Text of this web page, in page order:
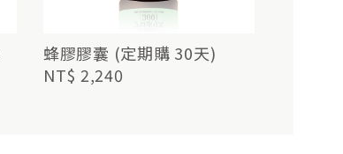
蜂膠膠囊 (定期購 30天)
NT$ 2,240